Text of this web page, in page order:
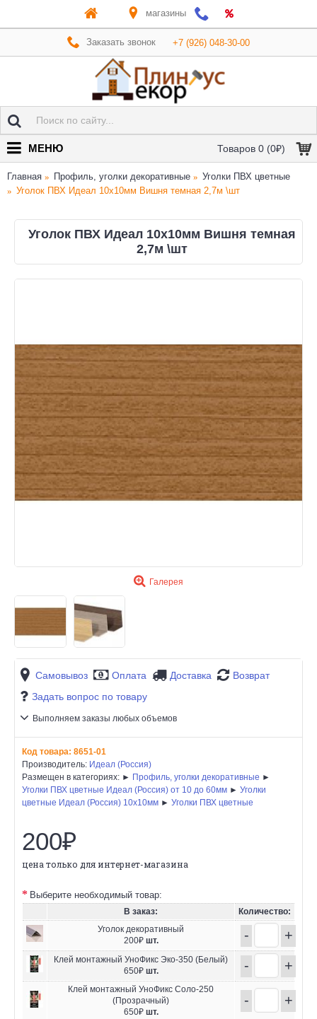
магазины
Заказать звонок +7 (926) 048-30-00
Товаров 0 (0₽)
МЕНЮ
Главная Профиль, уголки декоративные
Уголки ПВХ цветные
Уголок ПВХ Идеал 10х10мм Вишня темная 2,7м \шт
Уголок ПВХ Идеал 10х10мм Вишня темная
2,7м \шт
Галерея
Самовывоз Оплата Доставка
Возврат
Задать вопрос по товару
Выполняем заказы любых объемов
Код товара: 8651-01
Производитель: Идеал (Россия)
Размещен в категориях: ► Профиль, уголки декоративные ►
Уголки ПВХ цветные Идеал (Россия) от 10 до 60мм ► Уголки
цветные Идеал (Россия) 10х10мм ► Уголки ПВХ цветные
200₽
цена только для интернет-магазина
Выберите необходимый товар:
В заказ:
Количество:
Уголок декоративный
200₽ шт. - +
Клей монтажный УноФикс Эко-350 (Белый)
650₽ шт. - +
Клей монтажный УноФикс Соло-250
(Прозрачный)
650₽ шт.
- +